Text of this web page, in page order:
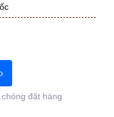
đặt hàng